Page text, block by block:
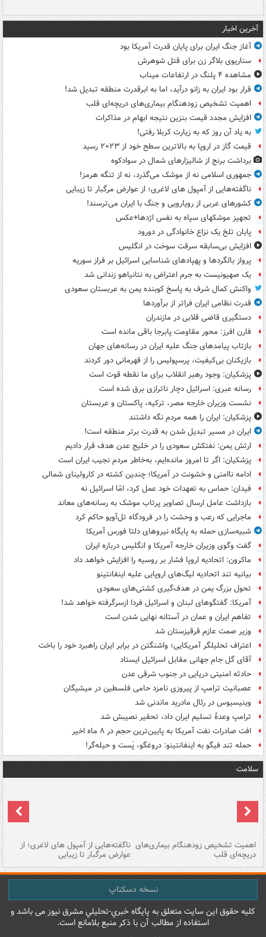
آخرین اخبار
آغاز جنگ ایران برای پایان قدرت آمریکا بود
سناریوی بلاگر زن برای قتل شوهرش
مشاهده ۴ پلنگ در ارتفاعات میناب
قرار بود ایران به زانو درآید، اما به ابرقدرت منطقه تبدیل شد!
اهمیت تشخیص زودهنگام بیماری‌های دریچه‌ای قلب
افزایش مجدد قیمت بنزین نتیجه ابهام در مذاکرات
به یاد آن روز که به زیارت کربلا رفتی!
قیمت گاز در اروپا به بالاترین سطح خود از ۲۰۲۳ رسید
برداشت برنج از شالیزارهای شمال در سوادکوه
جمهوری اسلامی نه از موشک می‌گذرد، نه از تنگه هرمز!
ناگفته‌هایی از آمپول های لاغری؛ از عوارض مرگبار تا زیبایی
کشورهای عربی از رویارویی و جنگ با ایران می‌ترسند!
تجهیز موشکهای سپاه به نفس اژدها+عکس
پایان تلخ یک نزاع خانوادگی در دورود
افزایش بی‌سابقه سرقت سوخت در انگلیس
پرواز بالگردها و پهپادهای شناسایی اسرائیل بر فراز سوریه
یک صهیونیست به جرم اعتراض به نتانیاهو زندانی شد
واکنش کمال شرف به پاسخ کوبنده یمن به عربستان سعودی
قدرت نظامی ایران فراتر از برآوردها
دستگیری قاضی قلابی در مازندران
فارن افرز: محور مقاومت پابرجا باقی مانده است
بازتاب پیامدهای جنگ علیه ایران در رسانه‌های جهان
بازیکنان بی‌کیفیت، پرسپولیس را از قهرمانی دور کردند
پزشکیان: وجود رهبر انقلاب برای ما نقطه قوت است
رسانه عبری: اسرائیل دچار ناترازی برق شده است
نشست وزیران خارجه مصر، ترکیه، پاکستان و عربستان
پزشکیان: ایران را همه مردم نگه داشتند
ایران در مسیر تبدیل شدن به قدرت برتر منطقه است!
ارتش یمن: نفتکش سعودی را در خلیج عدن هدف قرار دادیم
پزشکیان: اگر تا امروز مانده‌ایم، به‌خاطر مردم نجیب ایران است
ادامه ناامنی و خشونت در آمریکا؛ چندین کشته در کارولینای شمالی
فیدان: حماس به تعهدات خود عمل کرد، امّا اسرائیل نه
بازداشت عامل ارسال تصاویر پرتاب موشک به رسانه‌های معاند
ماجرایی که رعب و وحشت را در فرودگاه تل‌آویو حاکم کرد
شبیه‌سازی حمله به پایگاه نیروهای دلتا فورس آمریکا
گفت وگوی وزیران خارجه آمریکا و انگلیس درباره ایران
ماکرون: اتحادیه اروپا فشار بر روسیه را افزایش خواهد داد
بیانیه تند اتحادیه لیگ‌های اروپایی علیه اینفانتینو
تحول بزرگ یمن در هدف‌گیری کشتی‌های سعودی
آمریکا: گفتگوهای لبنان و اسرائیل فردا ازسرگرفته خواهد شد!
تفاهم ایران و عمان در آستانه نهایی شدن است
وزیر صمت عازم قرقیزستان شد
اعتراف تحلیلگر آمریکایی؛ واشنگتن در برابر ایران راهبرد خود را باخت
آقای گل جام جهانی مقابل اسرائیل ایستاد
حادثه امنیتی دریایی در جنوب شرقی عدن
عصبانیت ترامپ از پیروزی نامزد حامی فلسطین در میشیگان
وینیسیوس در رئال مادرید ماندنی شد
ترامپ وعدۀ تسلیم ایران داد، تحقیر نصیبش شد
افت صادرات نفت آمریکا به پایین‌ترین حجم در ۸ ماه اخیر
حمله تند فیگو به اینفانتینو: دروغگو، پَست‌ و حیله‌گر!
سلامت
اهمیت تشخیص زودهنگام بیماری‌های
دریچه‌ای قلب
ناگفته‌هایی از آمپول های لاغری؛ از
عوارض مرگبار تا زیبایی
نسخه دسکتاپ
کليه حقوق اين سايت متعلق به پایگاه خبري-تحليلي مشرق نيوز می باشد و
استفاده از مطالب آن با ذکر منبع بلامانع است.